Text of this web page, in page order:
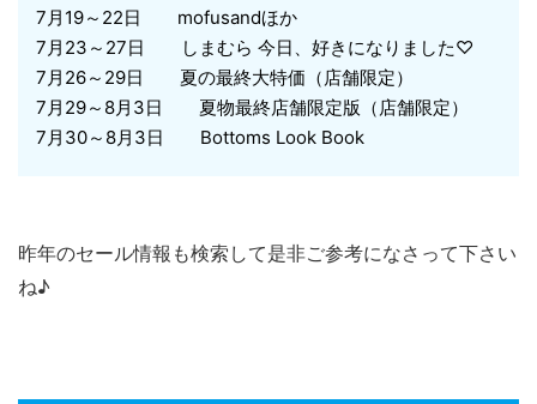
7月19～22日 mofusandほか
7月23～27日 しまむら 今日、好きになりました♡
7月26～29日 夏の最終大特価（店舗限定）
7月29～8月3日 夏物最終店舗限定版（店舗限定）
7月30～8月3日 Bottoms Look Book
昨年のセール情報も検索して是非ご参考になさって下さい
ね♪